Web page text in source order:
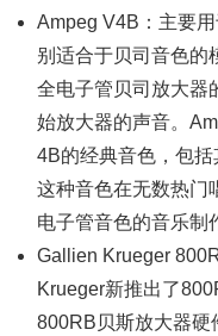
Ampeg V4B：主要
别适合于贝司音色的
全电子管贝司放大器
始放大器的声音。
4B的经典音色，包括
这种音色在无数热门
电子管音色的音乐制
Gallien Krueger
Krueger新推出了
800RB贝斯放大器硬